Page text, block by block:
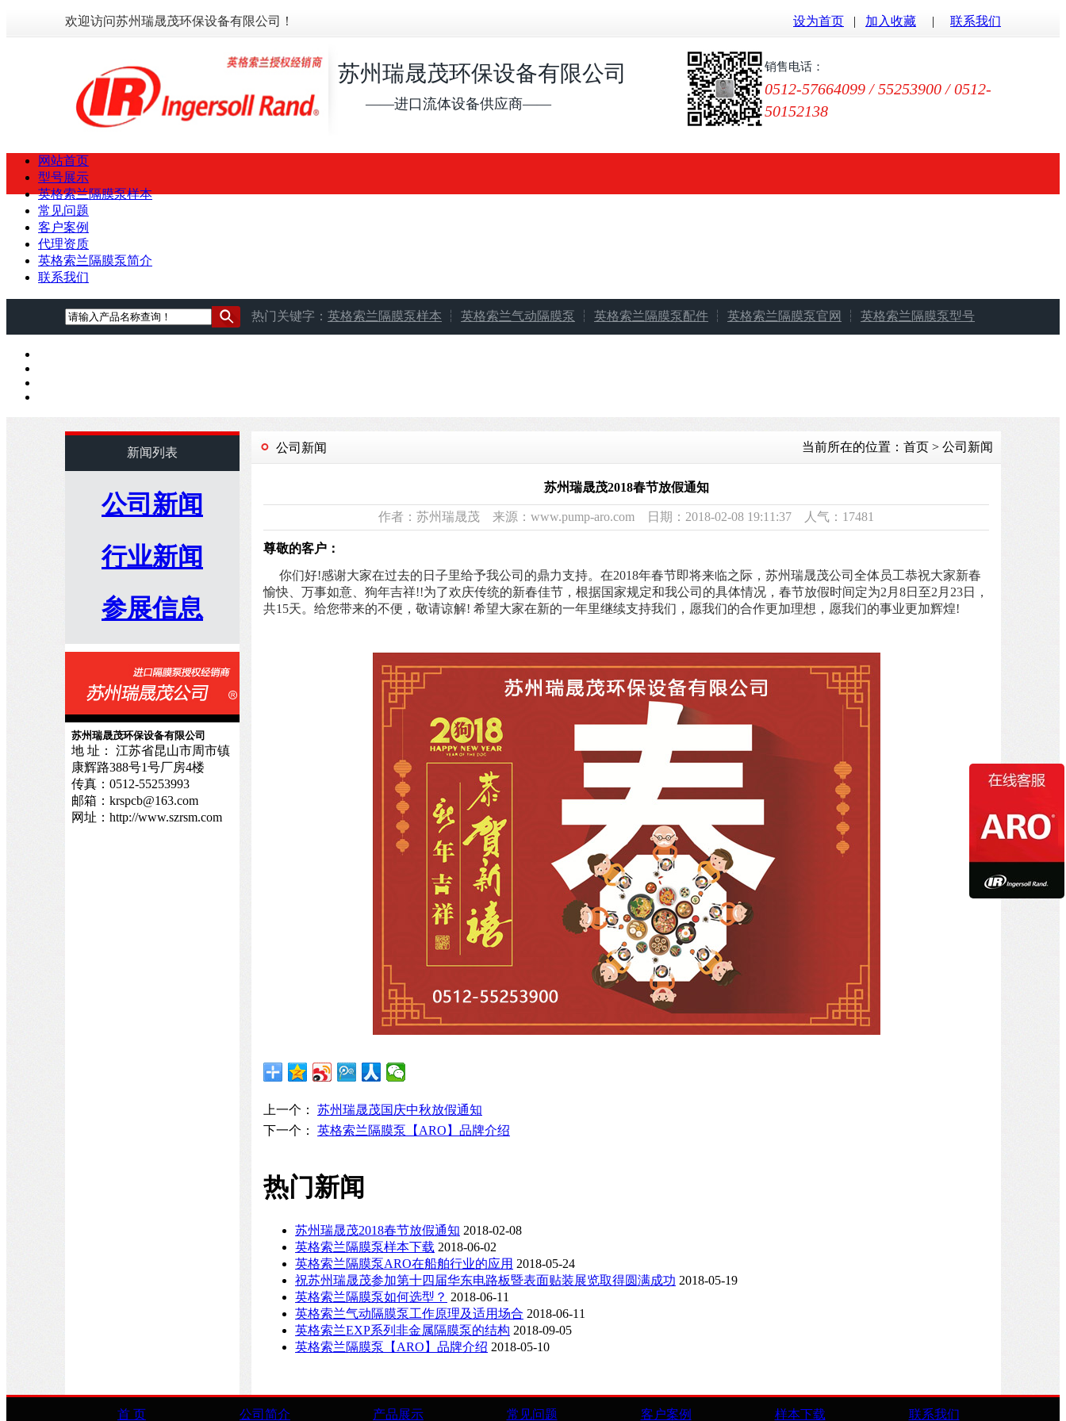
欢迎访问苏州瑞晟茂环保设备有限公司！ 设为首页 | 加入收藏 | 联系我们
苏州瑞晟茂环保设备有限公司
——进口流体设备供应商——
销售电话：
0512-57664099 / 55253900 / 0512-
50152138
网站首页
型号展示
英格索兰隔膜泵样本
常见问题
客户案例
代理资质
英格索兰隔膜泵简介
联系我们
热门关键字： 英格索兰隔膜泵样本 ┆ 英格索兰气动隔膜泵 ┆ 英格索兰隔膜泵配件 ┆ 英格索兰隔膜泵官网 ┆ 英格索兰隔膜泵型号
新闻列表
公司新闻
行业新闻
参展信息
苏州瑞晟茂环保设备有限公司
地 址： 江苏省昆山市周市镇
康辉路388号1号厂房4楼
传真：0512-55253993
邮箱：krspcb@163.com
网址：http://www.szrsm.com
公司新闻 当前所在的位置：首页 > 公司新闻
苏州瑞晟茂2018春节放假通知
作者：苏州瑞晟茂 来源：www.pump-aro.com 日期：2018-02-08 19:11:37 人气：17481
尊敬的客户 ：
你们好!感谢大家在过去的日子里给予我公司的鼎力支持。在2018年春节即将来临之际， 苏州瑞晟茂公司全体员工恭祝大家新春
愉快
万事如意 狗年吉祥!!为了欢庆传统的新春佳节，根据国家规定和我公司的具体情况，春节放假时间定为2月 8日至2月23日
，
共15天。给您带来的不便，敬请谅解! 希望大家在新的一年里继续支持我们 ，愿我们的合作更加理想，愿我们的事业更加辉煌!
上一个： 苏州瑞晟茂国庆中秋放假通知
下一个： 英格索兰隔膜泵【ARO】品牌介绍
热门新闻
苏州瑞晟茂2018春节放假通知 2018-02-08
英格索兰隔膜泵样本下载 2018-06-02
英格索兰隔膜泵ARO在船舶行业的应用 2018-05-24
祝苏州瑞晟茂参加第十四届华东电路板暨表面贴装展览取得圆满成功 2018-05-19
英格索兰隔膜泵如何选型？ 2018-06-11
英格索兰气动隔膜泵工作原理及适用场合 2018-06-11
英格索兰EXP系列非金属隔膜泵的结构 2018-09-05
英格索兰隔膜泵【ARO】品牌介绍 2018-05-10
首 页 公司简介 产品展示 常见问题 客户案例 样本下载 联系我们